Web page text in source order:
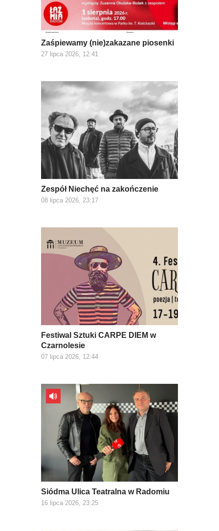
Zaśpiewamy (nie)zakazane piosenki
27 lipca 2026, 12:41
Zespół Niechęć na zakończenie
08 lipca 2026, 23:17
Festiwal Sztuki CARPE DIEM w
Czarnolesie
07 lipca 2026, 12:44
Siódma Ulica Teatralna w Radomiu
16 lipca 2026, 23:25